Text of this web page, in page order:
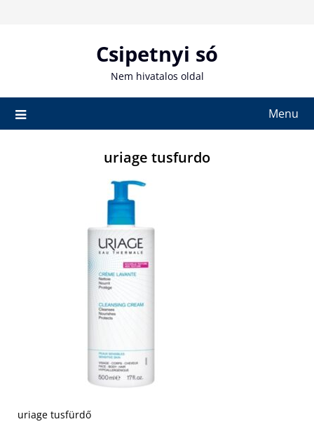
Csipetnyi só
Nem hivatalos oldal
Menu
uriage tusfurdo
uriage tusfürdő